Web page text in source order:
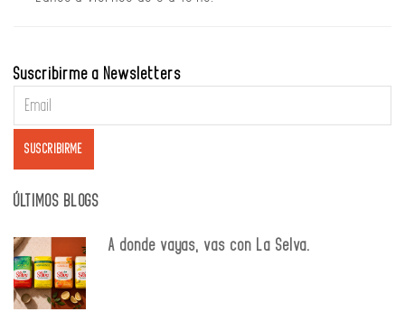
Suscribirme a Newsletters
ÚLTIMOS BLOGS
A donde vayas, vas con La Selva.